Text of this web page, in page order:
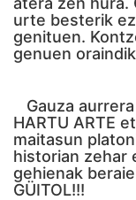
urte besterik
genituen.
genuen
Gauza
HARTU ARTE
maitasun
historian zehar
gehienak
GÜITOL!!!